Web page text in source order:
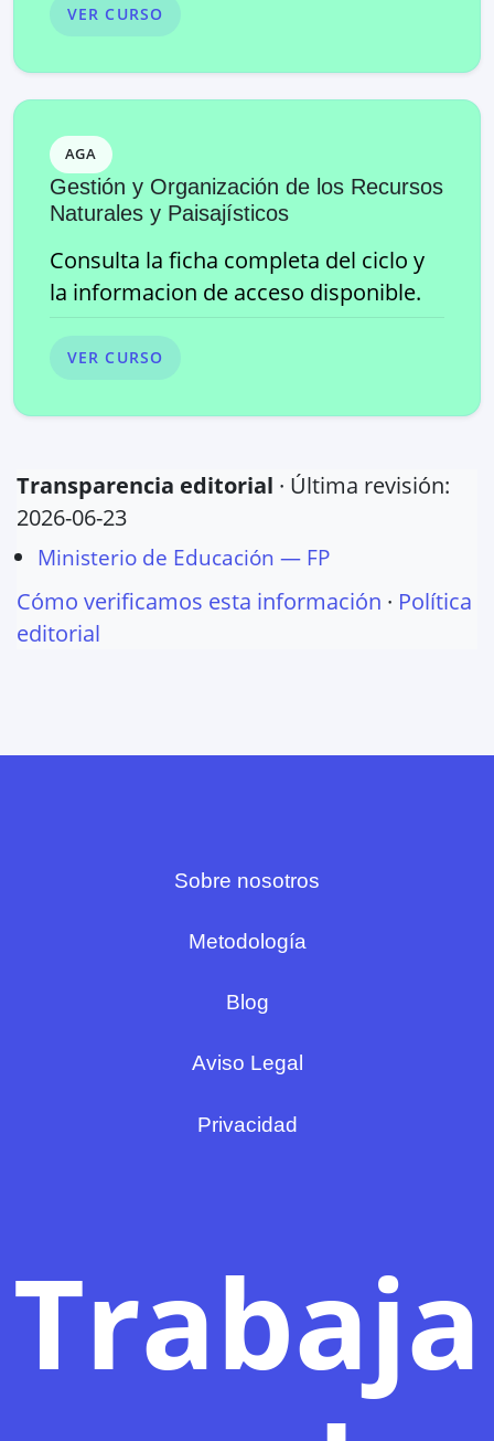
VER CURSO
AGA
Gestión y Organización de los Recursos
Naturales y Paisajísticos
Consulta la ficha completa del ciclo y
la informacion de acceso disponible.
VER CURSO
Transparencia editorial · Última revisión:
2026-06-23
Ministerio de Educación — FP
Cómo verificamos esta información · Política
editorial
Sobre nosotros
Metodología
Blog
Aviso Legal
Privacidad
Trabaja